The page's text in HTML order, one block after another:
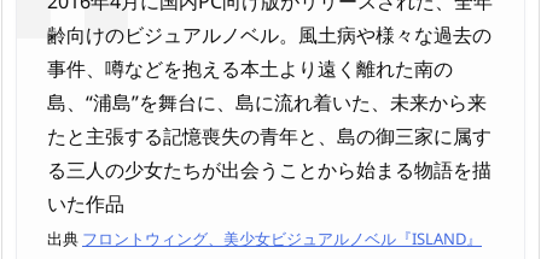
齢向けのビジュアルノベル。風土病や様々な過去の
事件、噂などを抱える本土より遠く離れた南の
島、“浦島”を舞台に、島に流れ着いた、未来から来
たと主張する記憶喪失の青年と、島の御三家に属す
る三人の少女たちが出会うことから始まる物語を描
いた作品
出典 フロントウィング、美少女ビジュアルノベル『ISLAND』